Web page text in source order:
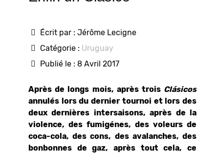
Écrit par : Jérôme Lecigne
Catégorie : Uruguay
Publié le : 8 Avril 2017
Après de longs mois, après trois Clásicos
annulés lors du dernier tournoi et lors des
deux dernières intersaisons, après de la
violence, des fumigénes, des voleurs de
coca-cola, des cons, des avalanches, des
bonbonnes de gaz, après tout cela, ce